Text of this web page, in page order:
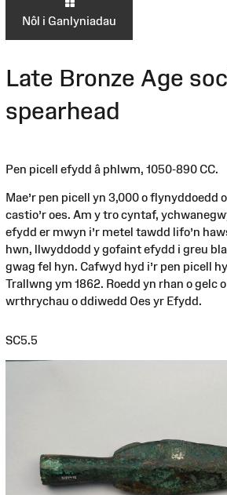
Nôl i Ganlyniadau
Late Bronze Age
spearhead
Pen picell efydd â phlwm, 1050-890 CC.
Mae’r pen picell yn 3,000 o flynyddoedd
castio’r oes. Am y tro cyntaf,
efydd er mwyn i’r metel tawdd lifo’n
hwn, llwyddodd y gofaint efydd i greu
gwag fel hyn. Cafwyd hyd i’r pen picell
Trallwng ym 1862. Roedd yn rhan o gelc
wrthrychau o ddiwedd Oes yr Efydd.
SC5.5